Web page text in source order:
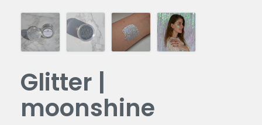
Glitter |
moonshine